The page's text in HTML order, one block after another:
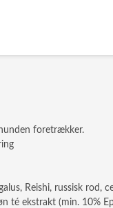
foretrækker.
Reishi, russisk
té ekstrakt (min. 10%